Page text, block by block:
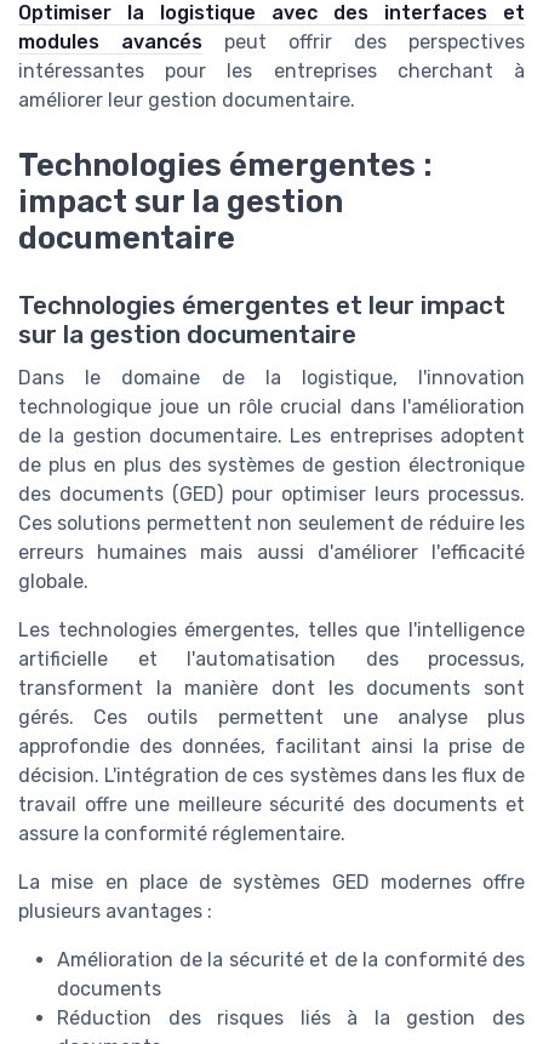
Optimiser la logistique avec des interfaces et
modules avancés peut offrir des perspectives
intéressantes pour les entreprises cherchant à
améliorer leur gestion documentaire.
Technologies émergentes :
impact sur la gestion
documentaire
Technologies émergentes et leur impact
sur la gestion documentaire
Dans le domaine de la logistique, l'innovation
technologique joue un rôle crucial dans l'amélioration
de la gestion documentaire. Les entreprises adoptent
de plus en plus des systèmes de gestion électronique
des documents (GED) pour optimiser leurs processus.
Ces solutions permettent non seulement de réduire les
erreurs humaines mais aussi d'améliorer l'efficacité
globale.
Les technologies émergentes, telles que l'intelligence
artificielle et l'automatisation des processus,
transforment la manière dont les documents sont
gérés. Ces outils permettent une analyse plus
approfondie des données, facilitant ainsi la prise de
décision. L'intégration de ces systèmes dans les flux de
travail offre une meilleure sécurité des documents et
assure la conformité réglementaire.
La mise en place de systèmes GED modernes offre
plusieurs avantages :
Amélioration de la sécurité et de la conformité des
documents
Réduction des risques liés à la gestion des